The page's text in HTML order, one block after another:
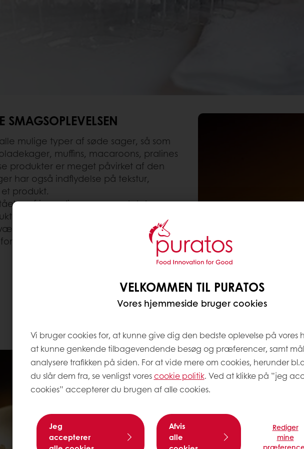
SMAGSOPLEVELSEN
mulige typer af søde sager, så som
muffins, macaroons, pralines
produkter er meget påvirket af den
har også indflydelse på tekstur,
produkt.
af ingredienser, smag, tekstur,
krav, laver vi fyldninger, som kan tilføje
De kan bruges til at give nye
nutiden stadig mere krævende
EN FYLDNING TIL
Hvad end du ønsker at
dem en lækker kakao
kvalites fyldning eller
række fyldninger som
betingelser.
kakao og nødde-
VELKOMMEN TIL PURATOS
Vores hjemmeside bruger cookies
Vi bruger cookies for, at kunne give dig den bedste oplevelse på vores
at kunne genkende tilbagevendende besøg og præferencer, samt
analysere trafikken på siden. For at vide mere om cookies, herunder
du slår dem fra, se venligst vorescookie politik. Ved at klikke på ”jeg
cookies” accepterer du brugen af alle cookies.
Jeg
accepterer
Afvis
alle
Rediger
mine